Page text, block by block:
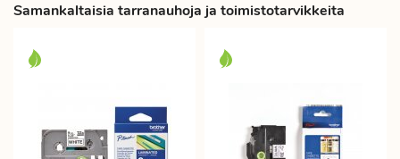
Samankaltaisia tarranauhoja ja toimistotarvikkeita